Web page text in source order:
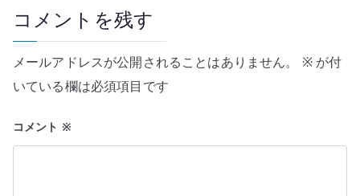
ー
シ
ョ
ン
コメントを残す
メールアドレスが公開されることはありません。 ※が付
いている欄は必須項目です
コメント ※